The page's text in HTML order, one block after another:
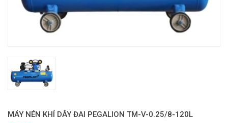
MÁY NÉN KHÍ DÂY ĐAI PEGALION TM-V-0.25/8-120L